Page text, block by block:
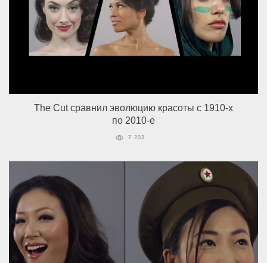
The Cut сравнил эволюцию красоты c 1910-х
по 2010-е
7 203